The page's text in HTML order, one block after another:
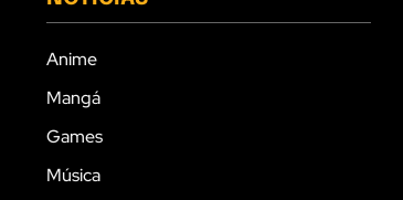
Anime
Mangá
Games
Música